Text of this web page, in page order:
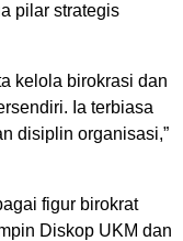
pilar strategis
kelola birokrasi dan
Ia terbiasa
disiplin organisasi,”
figur birokrat
Diskop UKM dan